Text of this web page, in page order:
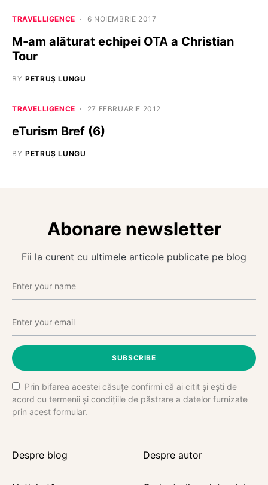
TRAVELLIGENCE 6 NOIEMBRIE 2017
M-am alăturat echipei OTA a Christian
Tour
BY PETRUȘ LUNGU
TRAVELLIGENCE 27 FEBRUARIE 2012
eTurism Bref (6)
BY PETRUȘ LUNGU
Abonare newsletter
Fii la curent cu ultimele articole publicate pe blog
SUBSCRIBE
Prin bifarea acestei căsuțe confirmi că ai citit și ești de
acord cu termenii și condițiile de păstrare a datelor furnizate
prin acest formular.
Despre blog Despre autor